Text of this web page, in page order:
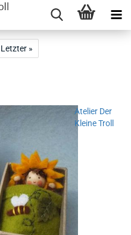
Letzter »
Atelier Der
Kleine Troll